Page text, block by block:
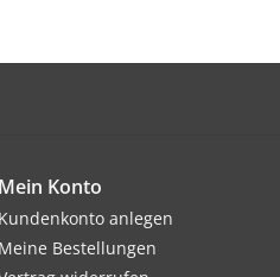
Mein Konto
Kundenkonto anlegen
Meine Bestellungen